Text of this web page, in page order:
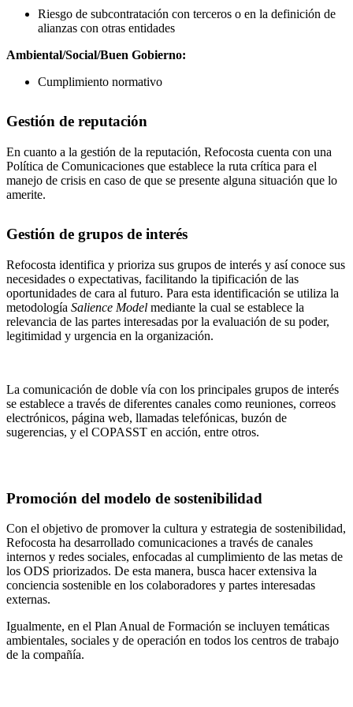
Riesgo de subcontratación con terceros o en la definición de
alianzas con otras entidades
Ambiental/Social/Buen Gobierno:
Cumplimiento normativo
Gestión de reputación
En cuanto a la gestión de la reputación, Refocosta cuenta con una
Política de Comunicaciones que establece la ruta crítica para el
manejo de crisis en caso de que se presente alguna situación que lo
amerite.
Gestión de grupos de interés
Refocosta identifica y prioriza sus grupos de interés y así conoce sus
necesidades o expectativas, facilitando la tipificación de las
oportunidades de cara al futuro. Para esta identificación se utiliza la
metodología Salience Model mediante la cual se establece la
relevancia de las partes interesadas por la evaluación de su poder,
legitimidad y urgencia en la organización.
La comunicación de doble vía con los principales grupos de interés
se establece a través de diferentes canales como reuniones, correos
electrónicos, página web, llamadas telefónicas, buzón de
sugerencias, y el COPASST en acción, entre otros.
Promoción del modelo de sostenibilidad
Con el objetivo de promover la cultura y estrategia de sostenibilidad,
Refocosta ha desarrollado comunicaciones a través de canales
internos y redes sociales, enfocadas al cumplimiento de las metas de
los ODS priorizados. De esta manera, busca hacer extensiva la
conciencia sostenible en los colaboradores y partes interesadas
externas.
Igualmente, en el Plan Anual de Formación se incluyen temáticas
ambientales, sociales y de operación en todos los centros de trabajo
de la compañía.